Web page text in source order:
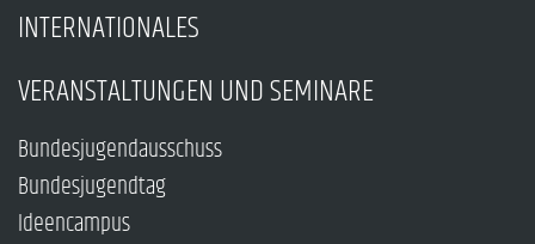
INTERNATIONALES
VERANSTALTUNGEN UND SEMINARE
Bundesjugendausschuss
Bundesjugendtag
Ideencampus